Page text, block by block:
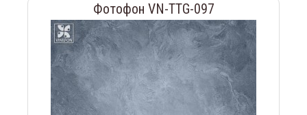
Фотофон VN-TTG-097